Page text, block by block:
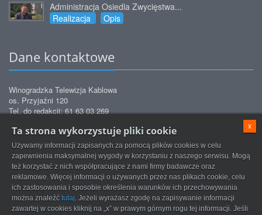
Administracja Osiedla Zwycięstwa...
Realizacja
Opis
Dane kontaktowe
Winogradzka Telewizja Kablowa
os. Przyjaźni 120
Tel. do redakcji: 61 63 03 269
Tel. do biura obsługi: 61 63 03 272
Tel. do serwisu: 61 63 03 872
Email:redakcja@tvkwinogrady.pl
Ta strona wykorzystuje pliki cookie
Używamy informacji zapisanych za pomocą plików cookies w celu
zapewnienia maksymalnej wygody w korzystaniu z naszego serwisu. Mogą
też korzystać z nich współpracujące z nami firmy badawcze oraz
reklamowe. Więcej informacji o używanych przez nas plikach cookie, celu
ich zastosowania i sposobie określenia warunków ich przechowywania
można znaleźć tutaj. Jeżeli wyrażasz zgodę na zapisywanie informacji
zawartej w cookies kliknij na „x” w prawym górnym rogu tej informacji. Jeśli
x